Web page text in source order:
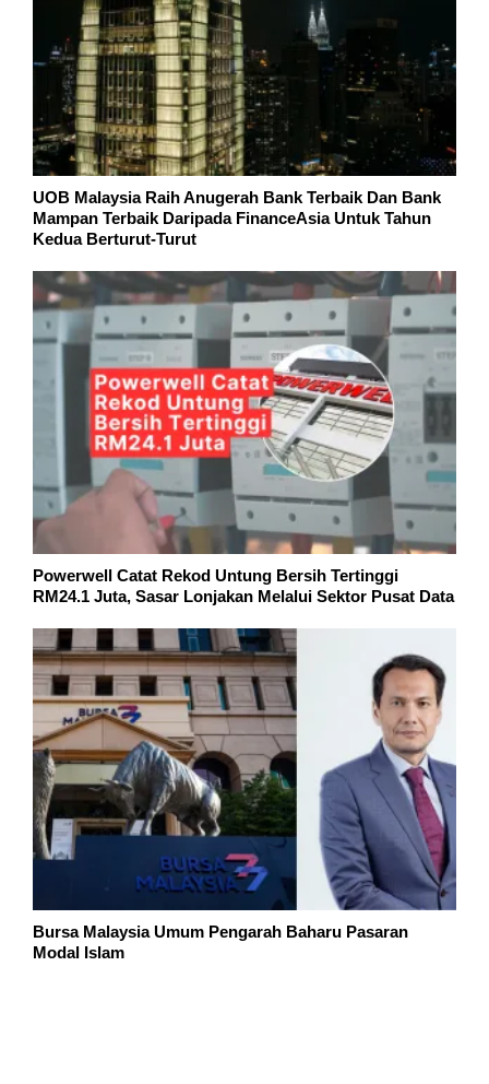
UOB Malaysia Raih Anugerah Bank Terbaik Dan Bank
Mampan Terbaik Daripada FinanceAsia Untuk Tahun
Kedua Berturut-Turut
Powerwell Catat Rekod Untung Bersih Tertinggi
RM24.1 Juta, Sasar Lonjakan Melalui Sektor Pusat Data
Bursa Malaysia Umum Pengarah Baharu Pasaran
Modal Islam